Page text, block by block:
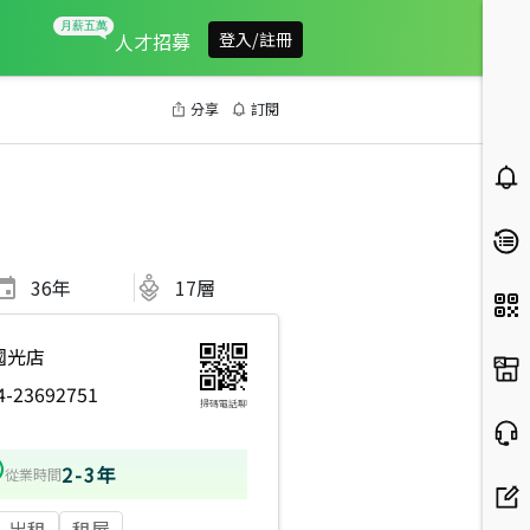
人才招募 登入/註冊
分享 訂閱
36年 17層
光店
23692751
掃碼電話聊
從業時間2-3年